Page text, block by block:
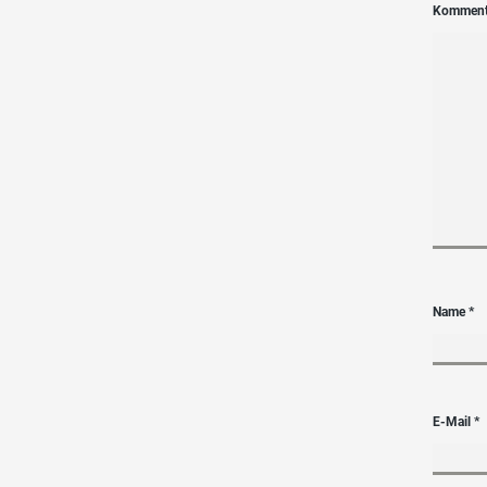
Name*
E-Mail*